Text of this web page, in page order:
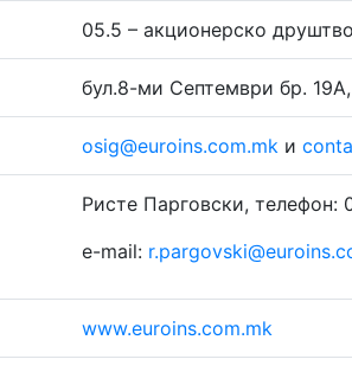
05.5 – акционерско друштво
бул.8-ми Септември бр.
osig@euroins.com.mk и
Ристе Парговски, телефон:
e-mail:
www.euroins.com.mk